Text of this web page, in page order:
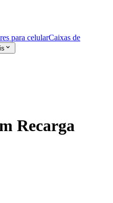
para celularCaixas de
Recarga